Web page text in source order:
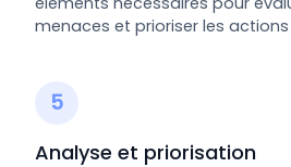
menaces et prioriser les
5
Analyse et priorisation